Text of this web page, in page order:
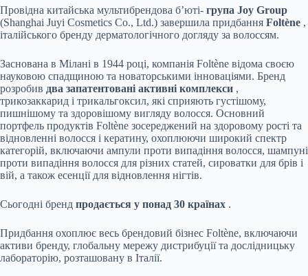
Провідна китайська мультибрендова б’юті- група Joy Group
(Shanghai Juyi Cosmetics Co., Ltd.) завершила придбання Foltène ,
італійського бренду дерматологічного догляду за волоссям.
Заснована в Мілані в 1944 році, компанія Foltène відома своєю
науковою спадщиною та новаторськими інноваціями. Бренд
розробив два запатентовані активні комплекси ,
трикозаккарид і трикальгоксил, які сприяють густішому,
пишнішому та здоровішому вигляду волосся. Основний
портфель продуктів Foltène зосереджений на здоровому рості та
відновленні волосся і кератину, охоплюючи широкий спектр
категорій, включаючи ампули проти випадіння волосся, шампуні
проти випадіння волосся для різних статей, сироватки для брів і
вій, а також есенції для відновлення нігтів.
Сьогодні бренд продається у понад 30 країнах .
Придбання охоплює весь брендовий бізнес Foltène, включаючи
активи бренду, глобальну мережу дистрибуції та дослідницьку
лабораторію, розташовану в Італії.